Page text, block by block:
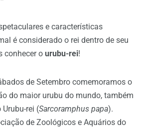
e características
é considerado o rei dentro de seu
conhecer o urubu-rei!
de Setembro comemoramos o
do maior urubu do mundo, também
rei (Sarcoramphus papa).
de Zoológicos e Aquários do